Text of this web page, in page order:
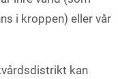
i kroppen) eller vår
kan